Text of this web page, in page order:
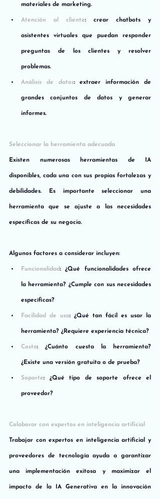
materiales de marketing.
Atención al cliente: crear chatbots y
asistentes virtuales que puedan responder
preguntas de los clientes y resolver
problemas.
Análisis de datos: extraer información de
grandes conjuntos de datos y generar
informes.
Seleccionar la herramienta adecuada
Existen numerosas herramientas de IA
disponibles, cada una con sus propias fortalezas y
debilidades. Es importante seleccionar una
herramienta que se ajuste a las necesidades
específicas de su negocio.
Algunos factores a considerar incluyen:
Funcionalidad: ¿Qué funcionalidades ofrece
la herramienta? ¿Cumple con sus necesidades
específicas?
Facilidad de uso: ¿Qué tan fácil es usar la
herramienta? ¿Requiere experiencia técnica?
Costo: ¿Cuánto cuesta la herramienta?
¿Existe una versión gratuita o de prueba?
Soporte: ¿Qué tipo de soporte ofrece el
proveedor?
Colaborar con expertos en inteligencia artificial
Trabajar con expertos en inteligencia artificial y
proveedores de tecnología ayuda a garantizar
una implementación exitosa y maximizar el
impacto de la IA Generativa en la innovación